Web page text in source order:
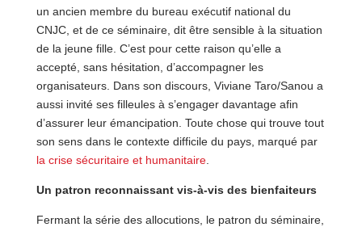
un ancien membre du bureau exécutif national du
CNJC, et de ce séminaire, dit être sensible à la situation
de la jeune fille. C’est pour cette raison qu’elle a
accepté, sans hésitation, d’accompagner les
organisateurs. Dans son discours, Viviane Taro/Sanou a
aussi invité ses filleules à s’engager davantage afin
d’assurer leur émancipation. Toute chose qui trouve tout
son sens dans le contexte difficile du pays, marqué par
la crise sécuritaire et humanitaire.
Un patron reconnaissant vis-à-vis des bienfaiteurs
Fermant la série des allocutions, le patron du séminaire,